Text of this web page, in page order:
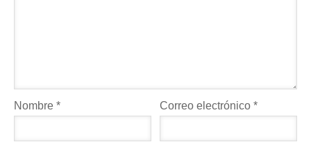
Nombre * Correo electrónico*